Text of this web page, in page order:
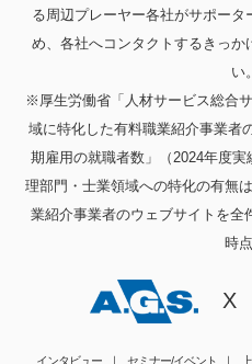
る周辺プレーヤー各社がサポー
め、各社へコンタクトするきっか
い。
※厚生労働省「人材サービス総合
域に特化した有料職業紹介事業者
期雇用の就職者数」（2024年度
理部門・士業領域への特化の有無
業紹介事業者のウェブサイトを全
時点
X
インタビュー セミナー/イベント